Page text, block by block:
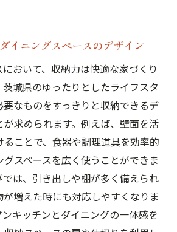
ぶダイニングプランニング
学ぶ成功ポイント
むカスタマイズアイデア
べき部分と自分でやるべき部分
ョンで叶える理想のダイニング
りをする際に考慮すべきダイニ
対応した居心地の良さ
取り入れるメリット
きる家具選びの基準
える空間設計の重要性
イニングスペースのデザイン
おいて、収納力は快適な家づくり
城県のゆったりとしたライフスタ
なものをすっきりと収納できるデ
求められます。例えば、壁面を活
ことで、食器や調理道具を効率的
スペースを広く使うことができま
は、引き出しや棚が多く備えられ
増えた時にも対応しやすくなりま
キッチンとダイニングの一体感を